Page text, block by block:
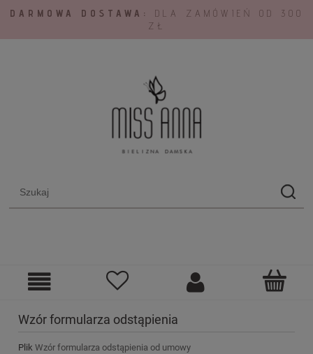
DARMOWA DOSTAWA:
DLA ZAMÓWIEŃ OD 300
ZŁ
Wzór formularza odstąpienia
Plik Wzór formularza odstąpienia od umowy